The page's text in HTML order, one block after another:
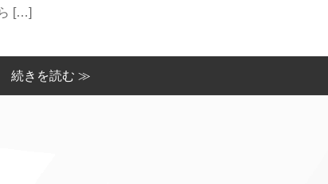
[…]
続きを読む ≫